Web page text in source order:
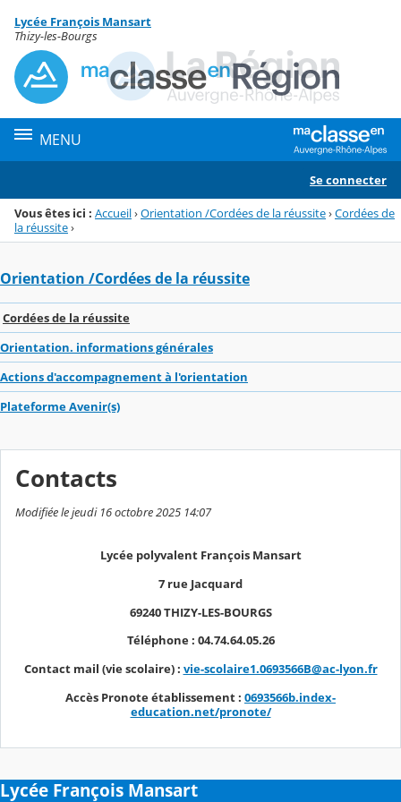
Menu de la rubrique
Contenu
Lycée François Mansart
Thizy-les-Bourgs
MENU
Se connecter
Vous êtes ici : Accueil›Orientation /Cordées de la réussite›Cordées de
la réussite›
Orientation /Cordées de la réussite
Cordées de la réussite
Orientation. informations générales
Actions d'accompagnement à l'orientation
Plateforme Avenir(s)
Contacts
Modifiée le jeudi 16 octobre 2025 14:07
Lycée polyvalent François Mansart
7 rue Jacquard
69240 THIZY-LES-BOURGS
Téléphone : 04.74.64.05.26
Contact mail (vie scolaire) : vie-scolaire1.0693566B@ac-lyon.fr
Accès Pronote établissement : 0693566b.index-
education.net/pronote/
Lycée François Mansart